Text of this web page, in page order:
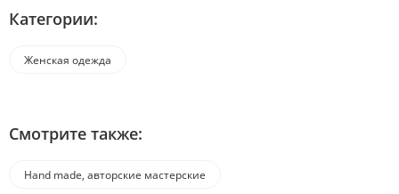
Категории:
Женская одежда
Смотрите также:
Hand made, авторские мастерские